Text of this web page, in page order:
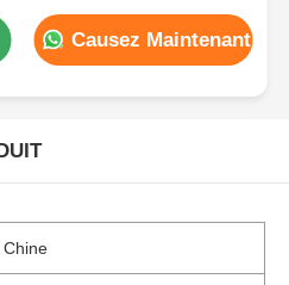
Causez Maintenant
Chine